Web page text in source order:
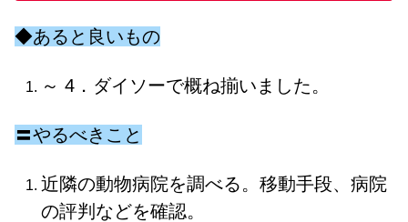
◆あると良いもの
～ 4．ダイソーで概ね揃いました。
〓やるべきこと
近隣の動物病院を調べる。移動手段、病院
の評判などを確認。